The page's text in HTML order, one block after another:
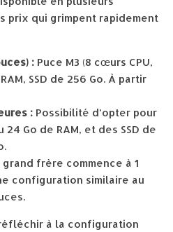
prix qui grimpent rapidement
: Puce M3 (8 cœurs CPU,
SSD de 256 Go. À partir
: Possibilité d’opter pour
24 Go de RAM, et des SSD de
grand frère commence à 1
configuration similaire au
à la configuration